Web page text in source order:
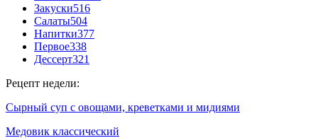
Закуски516
Салаты504
Напитки377
Первое338
Дессерт321
Рецепт недели:
Сырный суп с овощами, креветками и мидиями
Медовик классический